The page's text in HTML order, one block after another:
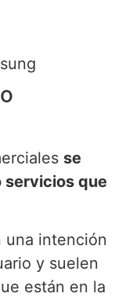
se
servicios que
una intención
y suelen
están en la